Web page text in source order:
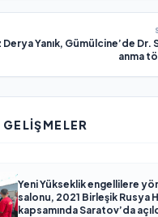
Derya Yanık, Gümülcine’de Dr.
anma
Yeni Yükseklik engellilere
salonu, 2021 Birleşik Rusya
kapsamında Saratov’da